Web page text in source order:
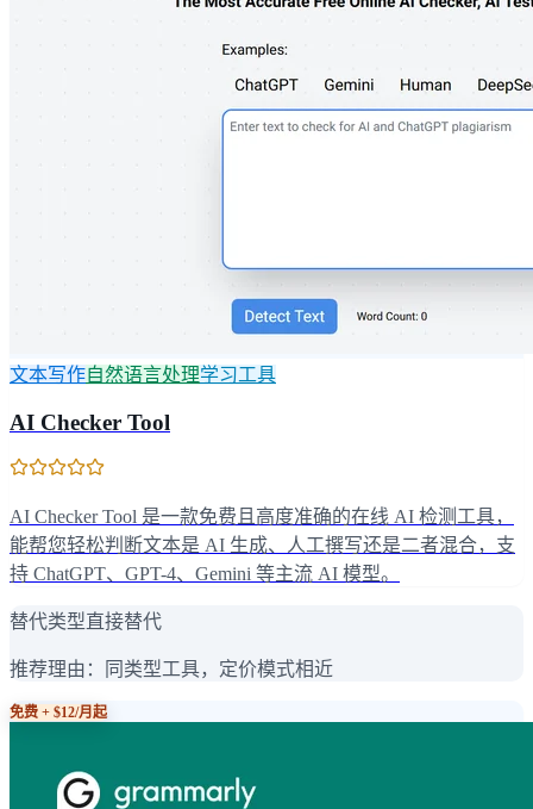
文本写作自然语言处理学习工具
AI Checker Tool
AI Checker Tool 是一款免费且高度准确的在线 AI 检测工具，
能帮您轻松判断文本是 AI 生成、人工撰写还是二者混合，支
持 ChatGPT、GPT-4、Gemini 等主流 AI 模型。
替代类型 直接替代
推荐理由： 同类型工具，定价模式相近
免费 + $12/月起